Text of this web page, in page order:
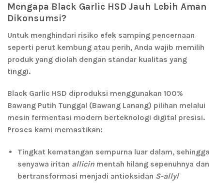
Mengapa Black Garlic HSD Jauh Lebih Aman
Dikonsumsi?
Untuk menghindari risiko efek samping pencernaan
seperti perut kembung atau perih, Anda wajib memilih
produk yang diolah dengan standar kualitas yang
tinggi.
Black Garlic HSD diproduksi menggunakan 100%
Bawang Putih Tunggal (Bawang Lanang) pilihan melalui
mesin fermentasi modern berteknologi digital presisi.
Proses kami memastikan:
Tingkat kematangan sempurna luar dalam, sehingga
senyawa iritan allicinmentah hilang sepenuhnya dan
bertransformasi menjadi antioksidan S-allyl